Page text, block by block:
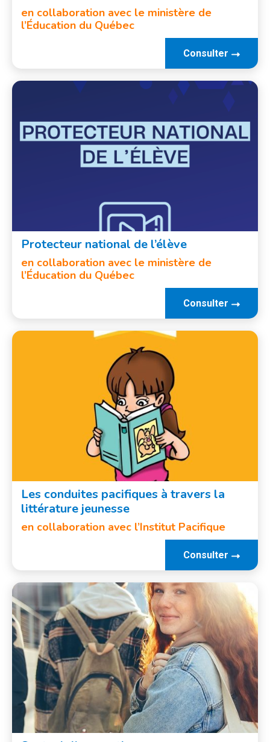
en collaboration avec le ministère de
l’Éducation du Québec
Consulter
Protecteur national de l’élève
en collaboration avec le ministère de
l’Éducation du Québec
Consulter
Les conduites pacifiques à travers la
littérature jeunesse
en collaboration avec l’Institut Pacifique
Consulter